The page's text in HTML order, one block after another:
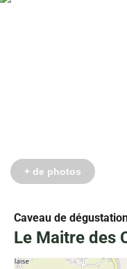
Caveau de
Le Maitre des
+ de photos